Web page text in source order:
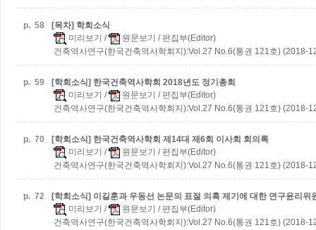
p. 58
[목차] 학회소식
미리보기 / 원문보기 / 편집부(Editor)
건축역사연구(한국건축역사학회지):Vol.27 No.6(통권 121호) (2018-
p. 59
[학회소식] 한국건축역사학회 2018년도 정기총회
미리보기 / 원문보기 / 편집부(Editor)
건축역사연구(한국건축역사학회지):Vol.27 No.6(통권 121호) (2018-
p. 70
[학회소식] 한국건축역사학회 제14대 제6회 이사회 회의록
미리보기 / 원문보기 / 편집부(Editor)
건축역사연구(한국건축역사학회지):Vol.27 No.6(통권 121호) (2018-
p. 72
[학회소식] 이길훈과 우동선 논문의 표절 의혹 제기에 대한 연구윤리위
미리보기 / 원문보기 / 편집부(Editor)
건축역사연구(한국건축역사학회지):Vol.27 No.6(통권 121호) (2018-